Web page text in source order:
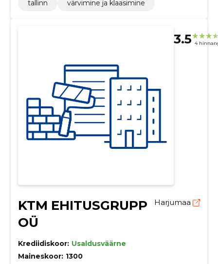
tallinn värvimine ja klaasimine
3.5 4
KTM EHITUSGRUPP
OÜ
Harjumaa
Krediidiskoor: Usaldusväärne
Maineskoor: 1300